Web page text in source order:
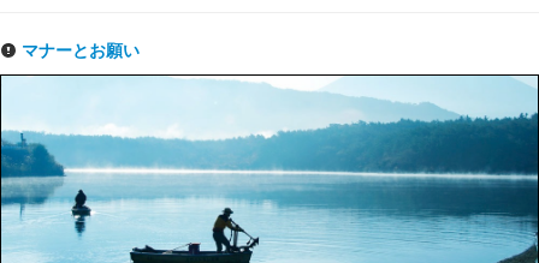
マナーとお願い